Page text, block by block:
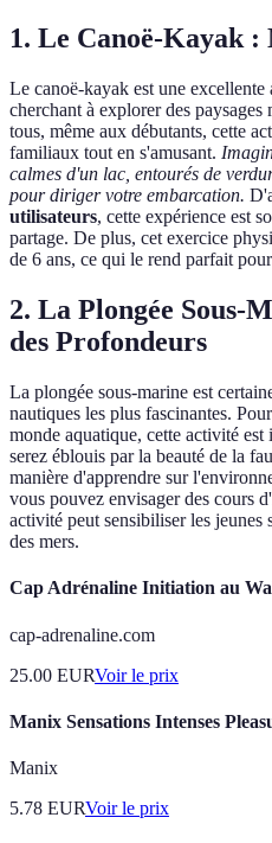
1. Le Canoë-Kayak :
Le canoë-kayak est une
cherchant à explorer des
tous, même aux débutants, cette
familiaux tout en s'amusant.
calmes d'un lac, entourés de
pour diriger votre embarcation.
utilisateurs, cette expérience est
partage. De plus, cet exercice
de 6 ans, ce qui le rend parfait
2. La Plongée Sous-
des Profondeurs
La plongée sous-marine est
nautiques les plus fascinantes.
monde aquatique, cette activité
serez éblouis par la beauté de la
manière d'apprendre sur
vous pouvez envisager des cours
activité peut sensibiliser les
des mers.
Cap Adrénaline Initiation au
cap-adrenaline.com
25.00 EURVoir le prix
Manix Sensations Intenses
Manix
5.78 EURVoir le prix